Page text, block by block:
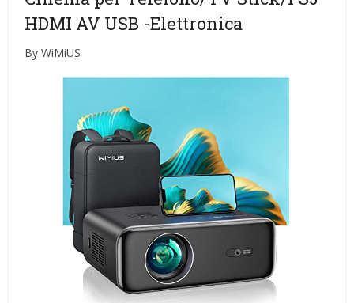
HDMI AV USB -Elettronica
By WiMiUS